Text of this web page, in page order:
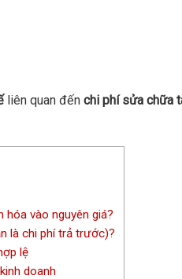
liên quan đến chi phí sửa chữa
vào nguyên giá?
là chi phí trả trước)?
lệ
doanh